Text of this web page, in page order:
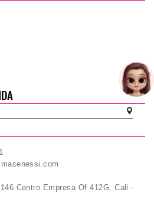
Centro Empresa Of 412G, Cali -